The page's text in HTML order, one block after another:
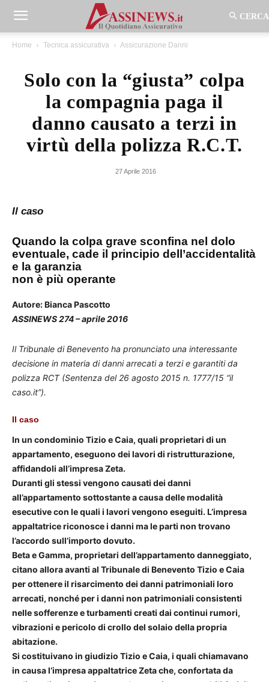
Home Tecnica assicurativa Assicurazione Danni
Solo con la “giusta” colpa
la compagnia paga il
danno causato a terzi in
virtù della polizza R.C.T.
27 Aprile 2016
Il caso
Quando la colpa grave sconfina nel dolo
eventuale, cade il principio dell’accidentalità
e la garanzia
non è più operante
Autore: Bianca Pascotto
ASSINEWS 274 – aprile 2016
Il Tribunale di Benevento ha pronunciato una interessante
decisione in materia di danni arrecati a terzi e garantiti da
polizza RCT (Sentenza del 26 agosto 2015 n. 1777/15 “il
caso.it”).
Il caso
In un condominio Tizio e Caia, quali proprietari di un
appartamento, eseguono dei lavori di ristrutturazione,
affidandoli all’impresa Zeta.
Duranti gli stessi vengono causati dei danni
all’appartamento sottostante a causa delle modalità
esecutive con le quali i lavori vengono eseguiti. L’impresa
appaltatrice riconosce i danni ma le parti non trovano
l’accordo sull’importo dovuto.
Beta e Gamma, proprietari dell’appartamento danneggiato,
citano allora avanti al Tribunale di Benevento Tizio e Caia
per ottenere il risarcimento dei danni patrimoniali loro
arrecati, nonché per i danni non patrimoniali consistenti
nelle sofferenze e turbamenti creati dai continui rumori,
vibrazioni e pericolo di crollo del solaio della propria
abitazione.
Si costituivano in giudizio Tizio e Caia, i quali chiamavano
in causa l’impresa appaltatrice Zeta che, confortata da